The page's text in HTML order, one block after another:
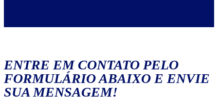
ENTRE EM CONTATO PELO
FORMULÁRIO ABAIXO E ENVIE
SUA MENSAGEM!